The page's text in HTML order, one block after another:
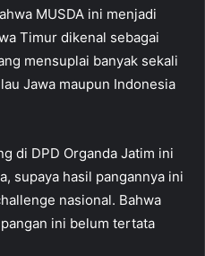
MUSDA ini menjadi
Timur dikenal sebagai
mensuplai banyak sekali
Jawa maupun Indonesia
di DPD Organda Jatim ini
supaya hasil pangannya ini
nasional. Bahwa
ini belum tertata